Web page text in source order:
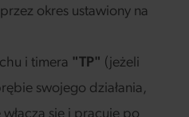
okres ustawiony na
i timera "TP" (jeżeli
swojego działania,